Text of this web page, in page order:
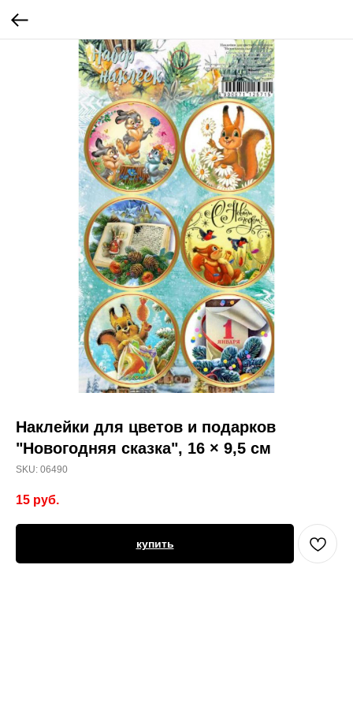
Наклейки для цветов и подарков
"Новогодняя сказка", 16 × 9,5 см
SKU: 06490
15 руб.
купить